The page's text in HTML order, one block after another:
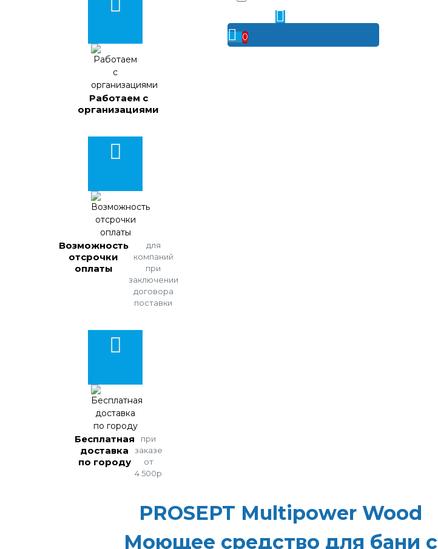
0
Работаем с
организациями
Возможность
отсрочки
оплаты
для
компаний
при
заключении
договора
поставки
Бесплатная
доставка
по городу
при
заказе
от
4 500р
PROSEPT Multipower Wood
Моющее средство для бани с